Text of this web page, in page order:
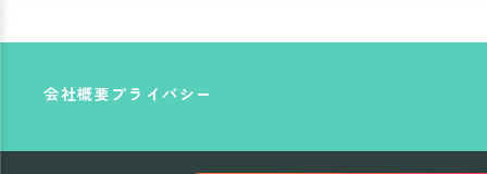
会社概要 プライバシー